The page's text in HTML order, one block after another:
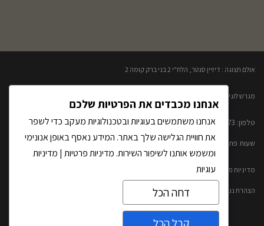
אולם תצוגה : דיזיין סנטר, הלח"י 2 בני ברק קומה 2​
מגרש לוגיסטי: שמעיה ואבטליון 2 פתח תקווה
טלפון: 0777299873​
שעות פתיחה: א'-ה' 20:00 – 10:00​​ שישי- 09:30-13:00
מדיניות פרטיות ותנאי שימוש
הצהרת נגישות
אנחנו מכבדים את הפרטיות שלכם
אנחנו משתמשים בעוגיות ובטכנולוגיות מעקב כדי לשפר
את חוויית הגלישה שלך באתר. המידע נאסף באופן אנונימי
ומשמש אותנו לשיפור השירות. מדיניות פרטיות | מדיניות
עוגיות
דחה הכל
קבל הכל